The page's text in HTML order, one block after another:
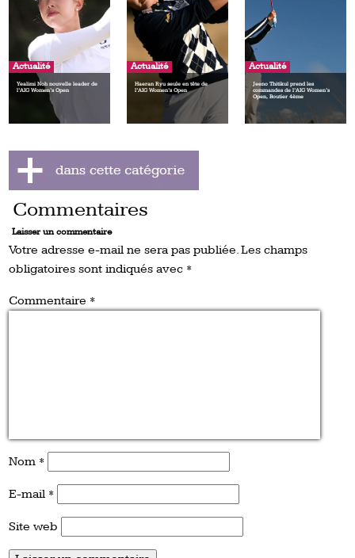
Actualité
Yealimi Noh nouvelle leader de
l’AIG Women’s Open
Actualité
Haeran Ryu seule en tête de
l’AIG Women’s Open
Actualité
Jeeno Thitikul prend les
commandes de l’AIG Women’s
Open, Boutier 4ème
Commentaires
Laisser un commentaire
Votre adresse e-mail ne sera pas publiée.Les champs
obligatoires sont indiqués avec *
Commentaire *
Nom *
E-mail *
Site web